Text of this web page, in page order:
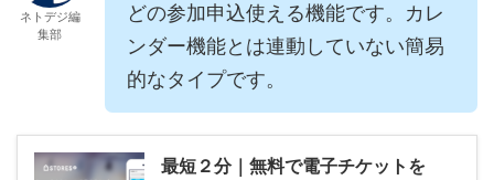
ネトデジ編
集部
どの参加申込使える機能です。カレ
ンダー機能とは連動していない簡易
的なタイプです。
最短２分｜無料で電子チケットを